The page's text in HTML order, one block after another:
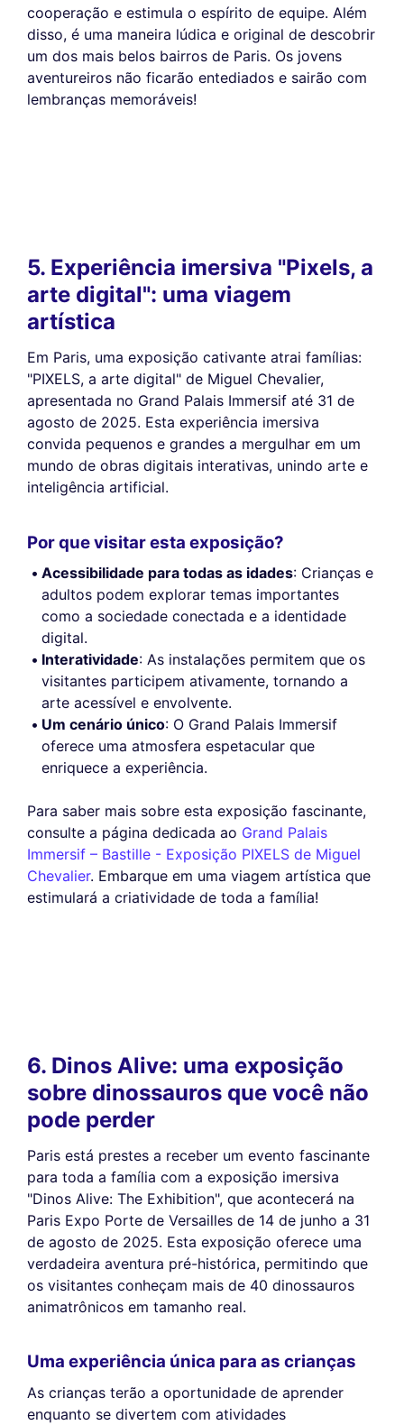
cooperação e estimula o espírito de equipe. Além
disso, é uma maneira lúdica e original de descobrir
um dos mais belos bairros de Paris. Os jovens
aventureiros não ficarão entediados e sairão com
lembranças memoráveis!
5. Experiência imersiva "Pixels, a
arte digital": uma viagem
artística
Em Paris, uma exposição cativante atrai famílias:
"PIXELS, a arte digital" de Miguel Chevalier,
apresentada no Grand Palais Immersif até 31 de
agosto de 2025. Esta experiência imersiva
convida pequenos e grandes a mergulhar em um
mundo de obras digitais interativas, unindo arte e
inteligência artificial.
Por que visitar esta exposição?
Acessibilidade para todas as idades: Crianças e
adultos podem explorar temas importantes
como a sociedade conectada e a identidade
digital.
Interatividade: As instalações permitem que os
visitantes participem ativamente, tornando a
arte acessível e envolvente.
Um cenário único: O Grand Palais Immersif
oferece uma atmosfera espetacular que
enriquece a experiência.
Para saber mais sobre esta exposição fascinante,
consulte a página dedicada ao Grand Palais
Immersif – Bastille - Exposição PIXELS de Miguel
Chevalier. Embarque em uma viagem artística que
estimulará a criatividade de toda a família!
6. Dinos Alive: uma exposição
sobre dinossauros que você não
pode perder
Paris está prestes a receber um evento fascinante
para toda a família com a exposição imersiva
"Dinos Alive: The Exhibition", que acontecerá na
Paris Expo Porte de Versailles de 14 de junho a 31
de agosto de 2025. Esta exposição oferece uma
verdadeira aventura pré-histórica, permitindo que
os visitantes conheçam mais de 40 dinossauros
animatrônicos em tamanho real.
Uma experiência única para as crianças
As crianças terão a oportunidade de aprender
enquanto se divertem com atividades